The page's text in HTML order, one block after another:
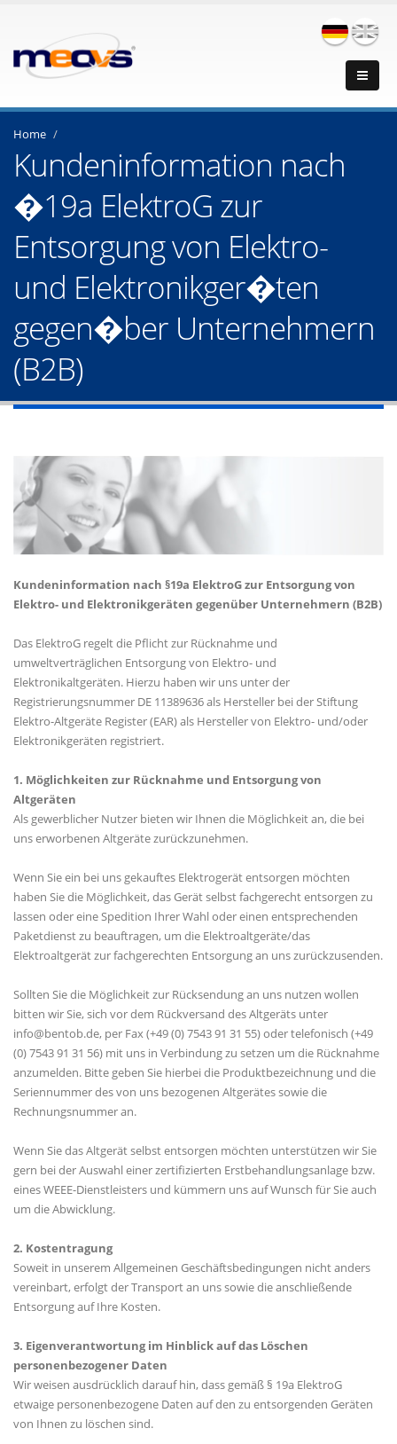
Home
Kundeninformation nach
�19a ElektroG zur
Entsorgung von Elektro-
und Elektronikger�ten
gegen�ber Unternehmern
(B2B)
Kundeninformation nach §19a ElektroG zur Entsorgung von
Elektro- und Elektronikgeräten gegenüber Unternehmern (B2B)
Das ElektroG regelt die Pflicht zur Rücknahme und
umweltverträglichen Entsorgung von Elektro- und
Elektronikaltgeräten. Hierzu haben wir uns unter der
Registrierungsnummer DE 11389636 als Hersteller bei der Stiftung
Elektro-Altgeräte Register (EAR) als Hersteller von Elektro- und/oder
Elektronikgeräten registriert.
1. Möglichkeiten zur Rücknahme und Entsorgung von
Altgeräten
Als gewerblicher Nutzer bieten wir Ihnen die Möglichkeit an, die bei
uns erworbenen Altgeräte zurückzunehmen.
Wenn Sie ein bei uns gekauftes Elektrogerät entsorgen möchten
haben Sie die Möglichkeit, das Gerät selbst fachgerecht entsorgen zu
lassen oder eine Spedition Ihrer Wahl oder einen entsprechenden
Paketdienst zu beauftragen, um die Elektroaltgeräte/das
Elektroaltgerät zur fachgerechten Entsorgung an uns zurückzusenden.
Sollten Sie die Möglichkeit zur Rücksendung an uns nutzen wollen
bitten wir Sie, sich vor dem Rückversand des Altgeräts unter
info@bentob.de, per Fax (+49 (0) 7543 91 31 55) oder telefonisch (+49
(0) 7543 91 31 56) mit uns in Verbindung zu setzen um die Rücknahme
anzumelden. Bitte geben Sie hierbei die Produktbezeichnung und die
Seriennummer des von uns bezogenen Altgerätes sowie die
Rechnungsnummer an.
Wenn Sie das Altgerät selbst entsorgen möchten unterstützen wir Sie
gern bei der Auswahl einer zertifizierten Erstbehandlungsanlage bzw.
eines WEEE-Dienstleisters und kümmern uns auf Wunsch für Sie auch
um die Abwicklung.
2. Kostentragung
Soweit in unserem Allgemeinen Geschäftsbedingungen nicht anders
vereinbart, erfolgt der Transport an uns sowie die anschließende
Entsorgung auf Ihre Kosten.
3. Eigenverantwortung im Hinblick auf das Löschen
personenbezogener Daten
Wir weisen ausdrücklich darauf hin, dass gemäß § 19a ElektroG
etwaige personenbezogene Daten auf den zu entsorgenden Geräten
von Ihnen zu löschen sind.